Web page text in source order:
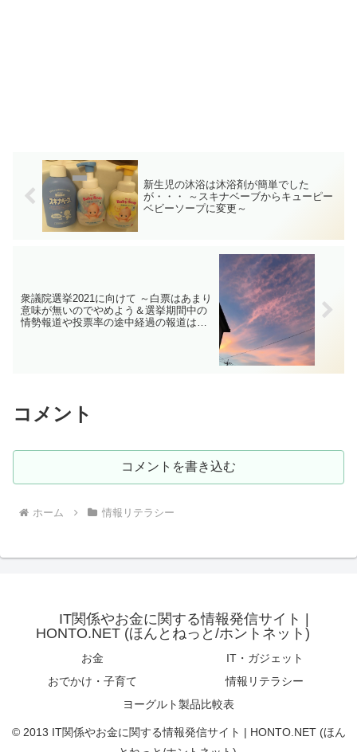
新生児の沐浴は沐浴剤が簡単でした
が・・・ ～スキナベーブからキューピー
ベビーソープに変更～
衆議院選挙2021に向けて ～白票はあまり
意味が無いのでやめよう＆選挙期間中の
情勢報道や投票率の途中経過の報道は無
コメント
コメントを書き込む
ホーム 情報リテラシー
IT関係やお金に関する情報発信サイト |
HONTO.NET (ほんとねっと/ホントネット)
お金
IT・ガジェット
おでかけ・子育て
情報リテラシー
ヨーグルト製品比較表
© 2013 IT関係やお金に関する情報発信サイト | HONTO.NET (ほん